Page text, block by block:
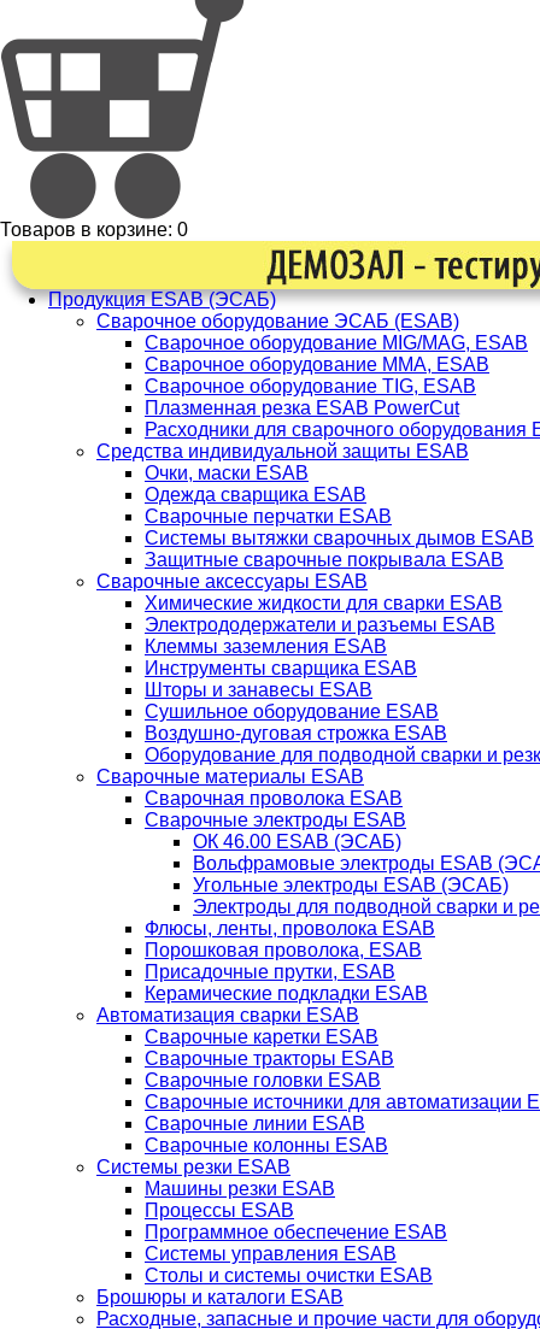
Товаров в корзине: 0
Продукция ESAB (ЭСАБ)
Сварочное оборудование ЭСАБ (ESAB)
Сварочное оборудование MIG/MAG, ESAB
Сварочное оборудование ММА, ESAB
Сварочное оборудование TIG, ESAB
Плазменная резка ESAB PowerCut
Расходники для сварочного оборудования
Средства индивидуальной защиты ESAB
Очки, маски ESAB
Одежда сварщика ESAB
Сварочные перчатки ESAB
Системы вытяжки сварочных дымов ESAB
Защитные сварочные покрывала ESAB
Сварочные аксессуары ESAB
Химические жидкости для сварки ESAB
Электрододержатели и разъемы ESAB
Клеммы заземления ESAB
Инструменты сварщика ESAB
Шторы и занавесы ESAB
Сушильное оборудование ESAB
Воздушно-дуговая строжка ESAB
Оборудование для подводной сварки и
Сварочные материалы ESAB
Сварочная проволока ESAB
Сварочные электроды ESAB
ОК 46.00 ESAB (ЭСАБ)
Вольфрамовые электроды ESAB
Угольные электроды ESAB (ЭСАБ)
Электроды для подводной сварки и
Флюсы, ленты, проволока ESAB
Порошковая проволока, ESAB
Присадочные прутки, ESAB
Керамические подкладки ESAB
Автоматизация сварки ESAB
Сварочные каретки ESAB
Сварочные тракторы ESAB
Сварочные головки ESAB
Сварочные источники для автоматизации
Сварочные линии ESAB
Сварочные колонны ESAB
Системы резки ESAB
Машины резки ESAB
Процессы ESAB
Программное обеспечение ESAB
Системы управления ESAB
Столы и системы очистки ESAB
Брошюры и каталоги ESAB
Расходные, запасные и прочие части для